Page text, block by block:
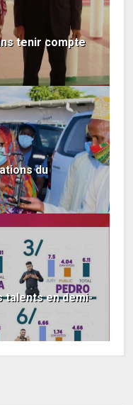
tenir compte
du
talents en demi-